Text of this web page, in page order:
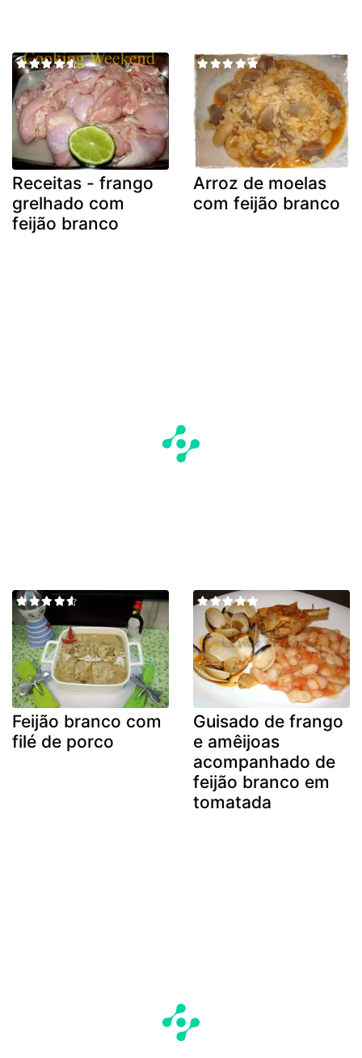
Receitas - frango
grelhado com
feijão branco
Arroz de moelas
com feijão branco
Feijão branco com
filé de porco
Guisado de frango
e amêijoas
acompanhado de
feijão branco em
tomatada